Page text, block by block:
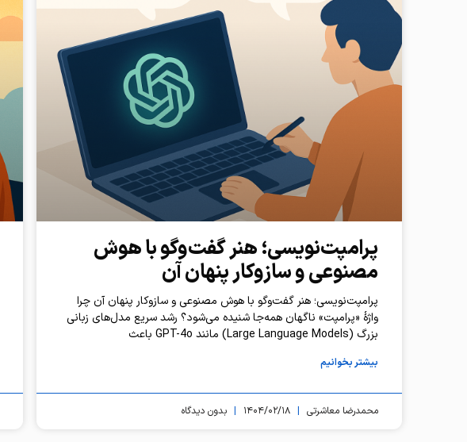
پرامپت‌نویسی؛ هنر گفت‌وگو با هوش
مصنوعی و سازوکار پنهان آن
پرامپت‌نویسی؛ هنر گفت‌وگو با هوش مصنوعی و سازوکار پنهان آن چرا
واژهٔ «پرامپت» ناگهان همه‌جا شنیده می‌شود؟ رشد سریع مدل‌‌های زبانی
بزرگ (Large Language Models) مانند GPT-4o باعث
بیشتر بخوانیم
محمدرضا معاشرتی بدون دیدگاه